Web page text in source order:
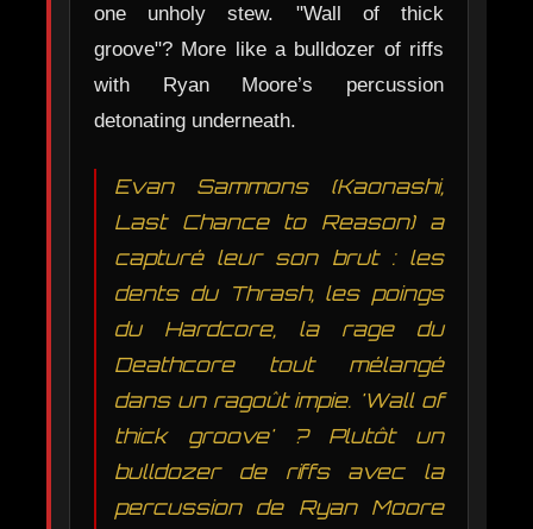
one unholy stew. "Wall of thick
groove"? More like a bulldozer of riffs
with Ryan Moore’s percussion
detonating underneath.
Evan Sammons (Kaonashi,
Last Chance to Reason) a
capturé leur son brut : les
dents du Thrash, les poings
du Hardcore, la rage du
Deathcore tout mélangé
dans un ragoût impie. 'Wall of
thick groove' ? Plutôt un
bulldozer de riffs avec la
percussion de Ryan Moore